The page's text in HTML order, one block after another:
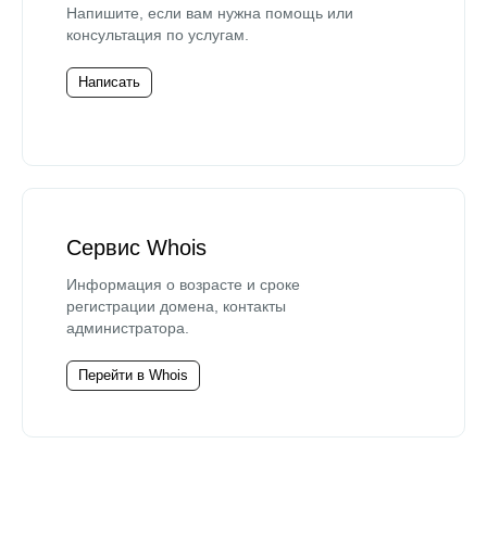
Напишите, если вам нужна помощь или
консультация по услугам.
Написать
Сервис Whois
Информация о возрасте и сроке
регистрации домена, контакты
администратора.
Перейти в Whois